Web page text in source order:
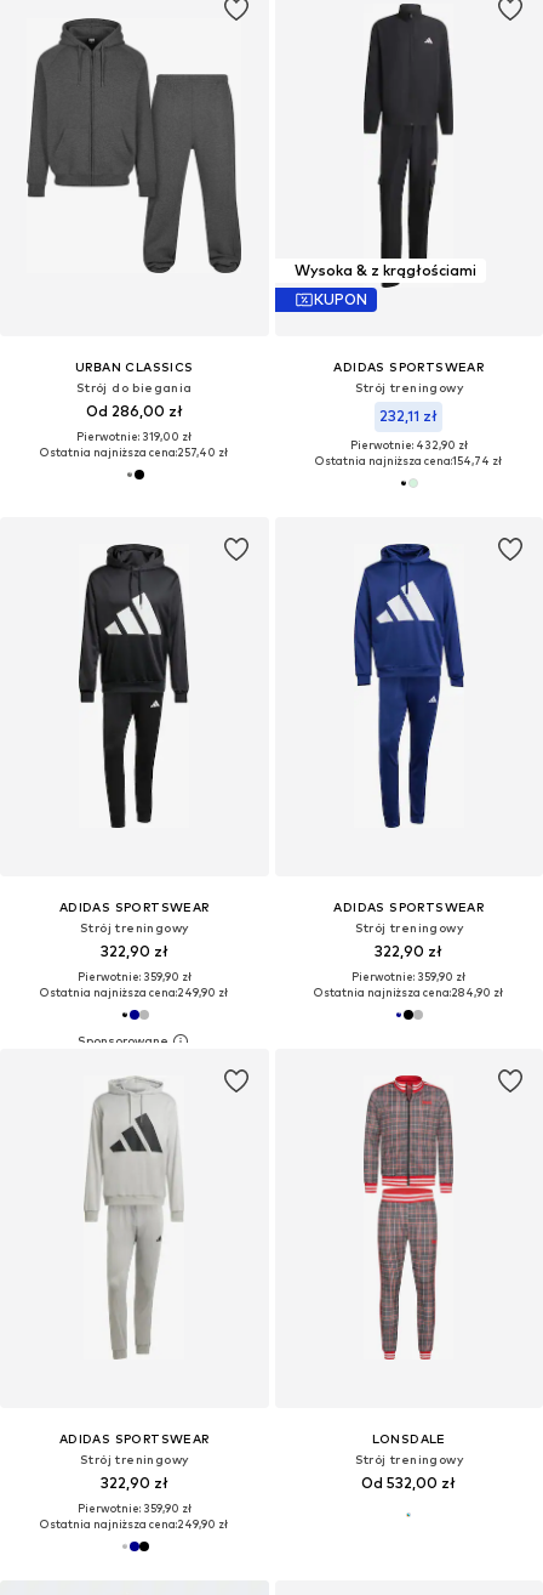
URBAN CLASSICS
Strój do biegania
Od 286,00 zł
Pierwotnie: 319,00 zł
Ostatnia najniższa cena:257,40 zł
Wysoka & z krągłościami
KUPON
ADIDAS SPORTSWEAR
Strój treningowy
232,11 zł
Pierwotnie: 432,90 zł
Ostatnia najniższa cena:154,74 zł
ADIDAS SPORTSWEAR
Strój treningowy
322,90 zł
Pierwotnie: 359,90 zł
Ostatnia najniższa cena:249,90 zł
ADIDAS SPORTSWEAR
Strój treningowy
322,90 zł
Pierwotnie: 359,90 zł
Ostatnia najniższa cena:284,90 zł
ADIDAS SPORTSWEAR
Strój treningowy
322,90 zł
Pierwotnie: 359,90 zł
Ostatnia najniższa cena:249,90 zł
LONSDALE
Strój treningowy
Od 532,00 zł